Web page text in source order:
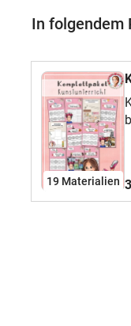
In folgendem
19 Materialien